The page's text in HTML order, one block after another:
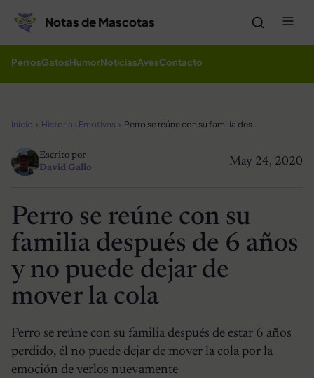
Notas de Mascotas
PerrosGatosHumorNoticiasAvesContacto
Inicio Historias Emotivas Perro se reúne con su familia después de 6 años y no puede dejar de mover la cola
May 24, 2020
Escrito por
David Gallo
Perro se reúne con su
familia después de 6 años
y no puede dejar de
mover la cola
Perro se reúne con su familia después de estar 6 años
perdido, él no puede dejar de mover la cola por la
emoción de verlos nuevamente